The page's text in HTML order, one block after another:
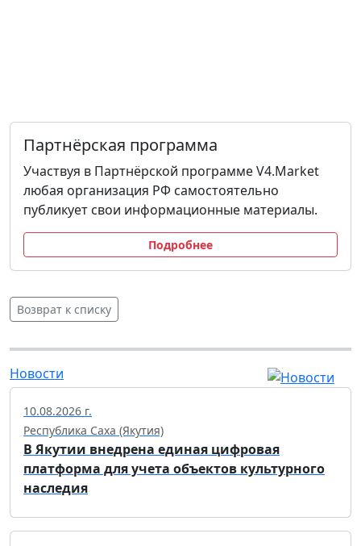
Партнёрская программа
Участвуя в Партнёрской программе V4.Market
любая организация РФ самостоятельно
публикует свои информационные материалы.
Подробнее
Возврат к списку
Новости
10.08.2026 г.
Республика Саха (Якутия)
В Якутии внедрена единая цифровая
платформа для учета объектов культурного
наследия